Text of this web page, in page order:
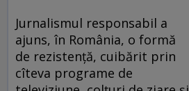
Jurnalismul responsabil a
ajuns, în România, o formă
de rezistenţă, cuibărit prin
cîteva programe de